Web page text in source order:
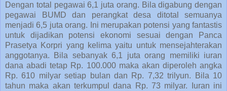
Dengan total pegawai 6,1 juta orang. Bila digabung dengan
pegawai BUMD dan perangkat desa ditotal semuanya
menjadi 6,5 juta orang. Ini merupakan potensi yang fantastis
untuk dijadikan potensi ekonomi sesuai dengan Panca
Prasetya Korpri yang kelima yaitu untuk mensejahterakan
anggotanya. Bila sebanyak 6,1 juta orang memiliki iuran
dana abadi tetap Rp. 100.000 maka akan diperoleh angka
Rp. 610 milyar setiap bulan dan Rp. 7,32 trilyun. Bila 10
tahun maka akan terkumpul dana Rp. 73 milyar. Iuran ini